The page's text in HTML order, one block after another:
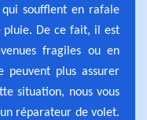
qui soufflent en rafale
pluie. De ce fait, il est
fragiles ou en
peuvent plus assurer
situation, nous vous
réparateur de volet.